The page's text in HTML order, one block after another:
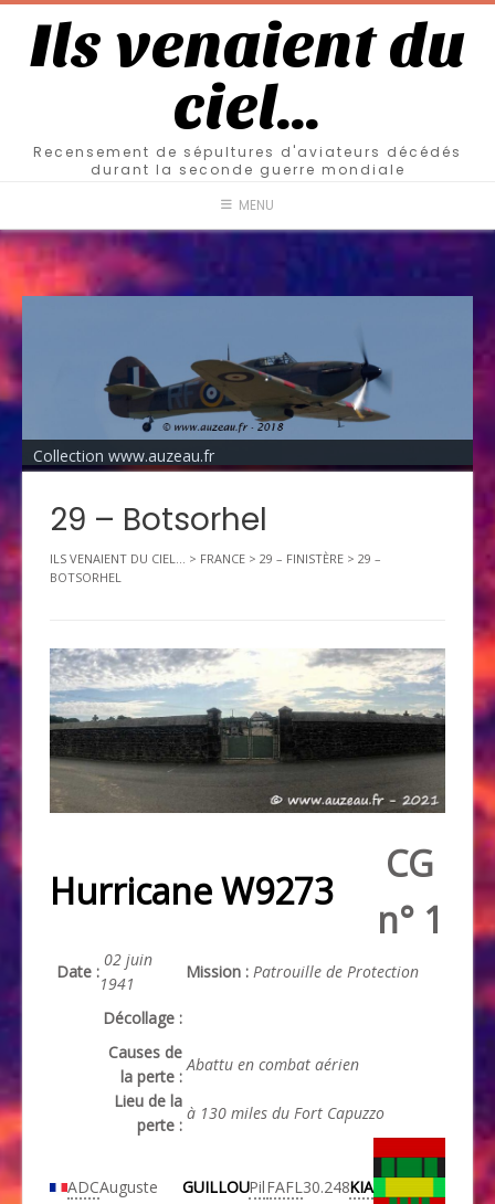
Ils venaient du
ciel…
Recensement de sépultures d'aviateurs décédés
durant la seconde guerre mondiale
MENU
Collection www.auzeau.fr
29 – Botsorhel
ILS VENAIENT DU CIEL... > FRANCE > 29 – FINISTÈRE > 29 –
BOTSORHEL
Hurricane W9273
CG
n° 1
Date :
02 juin
1941
Mission : Patrouille de Protection
Décollage :
Causes de
la perte :
Abattu en combat aérien
Lieu de la
perte :
à 130 miles du Fort Capuzzo
ADCAuguste GUILLOUPilFAFL30.248KIA